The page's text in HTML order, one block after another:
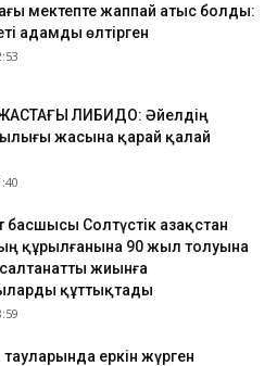
мектепте жаппай атыс болды:
адамды өлтірген
ЖАСТАҒЫ ЛИБИДО: Әйелдің
жасына қарай қалай
Солтүстік Қазақстан
құрылғанына 90 жыл толуына
жиынға
құттықтады
еркін жүрген